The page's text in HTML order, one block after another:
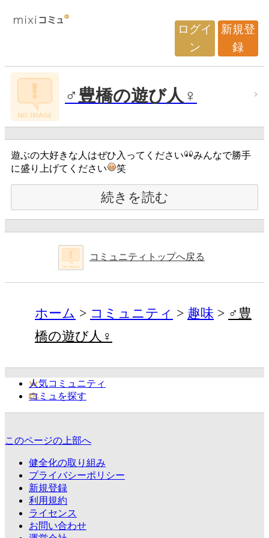
ログイ
ン
新規登
録
♂豊橋の遊び人♀
遊ぶの大好きな人はぜひ入ってください
みんなで勝手
に盛り上げてください
笑
続きを読む
コミュニティトップへ戻る
ホーム コミュニティ 趣味
♂豊
橋の遊び人♀
人気コミュニティ
コミュを探す
このページの上部へ
健全化の取り組み
プライバシーポリシー
新規登録
利用規約
ライセンス
お問い合わせ